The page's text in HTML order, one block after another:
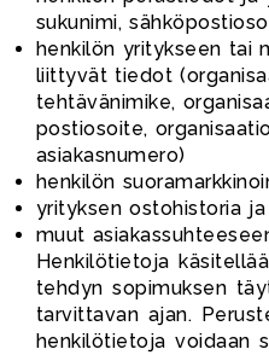
sukunimi,
henkilön yritykseen tai
liittyvät tiedot
tehtävänimike,
postiosoite,
asiakasnumero)
henkilön
yrityksen ostohistoria
muut
Henkilötietoja
tehdyn sopimuksen
tarvittavan ajan.
henkilötietoja voidaan